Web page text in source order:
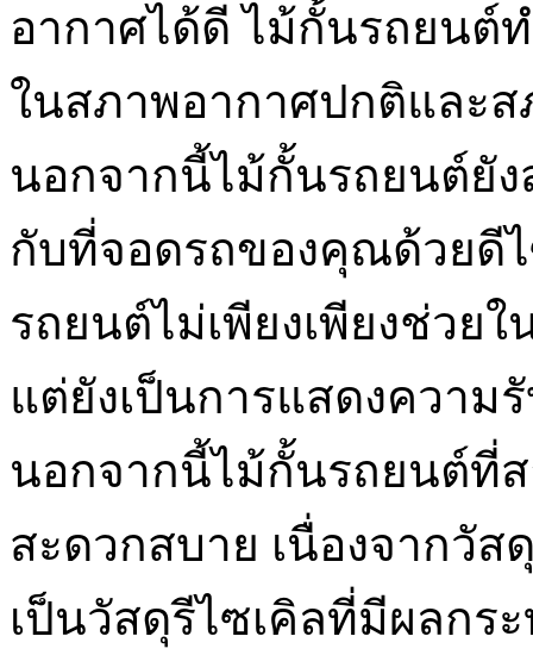
อากาศได้ดี ไม้กั้นรถยนต์
ในสภาพอากาศปกติและส
นอกจากนี้ไม้กั้นรถยนต์ยัง
กับที่จอดรถของคุณด้วยดี
รถยนต์ไม่เพียงเพียงช่วย
แต่ยังเป็นการแสดงความ
นอกจากนี้ไม้กั้นรถยนต์ที่ส
สะดวกสบาย เนื่องจากวั
เป็นวัสดุรีไซเคิลที่มีผลกร